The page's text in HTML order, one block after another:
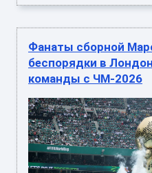
Фанаты сборной
беспорядки в
команды с ЧМ-2026